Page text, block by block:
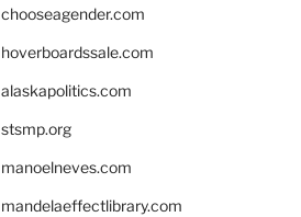
chooseagender.com
hoverboardssale.com
alaskapolitics.com
stsmp.org
manoelneves.com
mandelaeffectlibrary.com